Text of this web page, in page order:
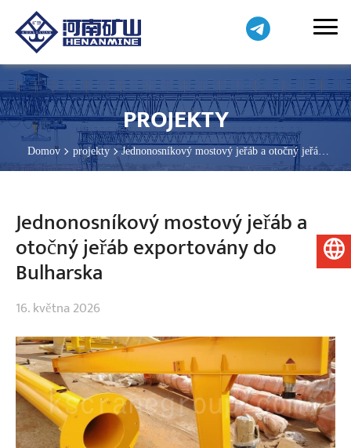
PROJEKTY
Domov projekty
Jednonosníkový mostový jeřáb a otočný jeřáb
exportovány do Bulharska
Jednonosníkový mostový jeřáb a
otočný jeřáb exportovány do
Bulharska
16. května 2026
Čeština